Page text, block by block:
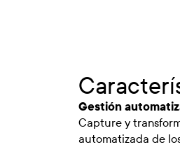
Gestión
Capture y
automatizada de